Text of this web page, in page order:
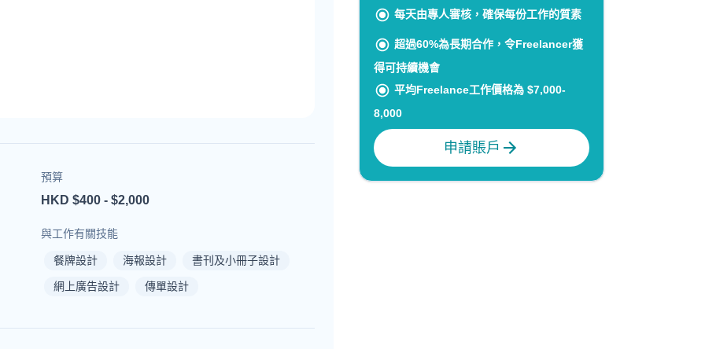
預算
HKD $400 - $2,000
與工作有關技能
餐牌設計 海報設計 書刊及小冊子設計
網上廣告設計 傳單設計
每天由專人審核，確保每份工作的質素
超過60%為長期合作，令Freelancer獲
得可持續機會
平均Freelance工作價格為 $7,000-
8,000
申請賬戶